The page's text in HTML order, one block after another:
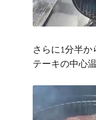
さらに1分半か
テーキの中心